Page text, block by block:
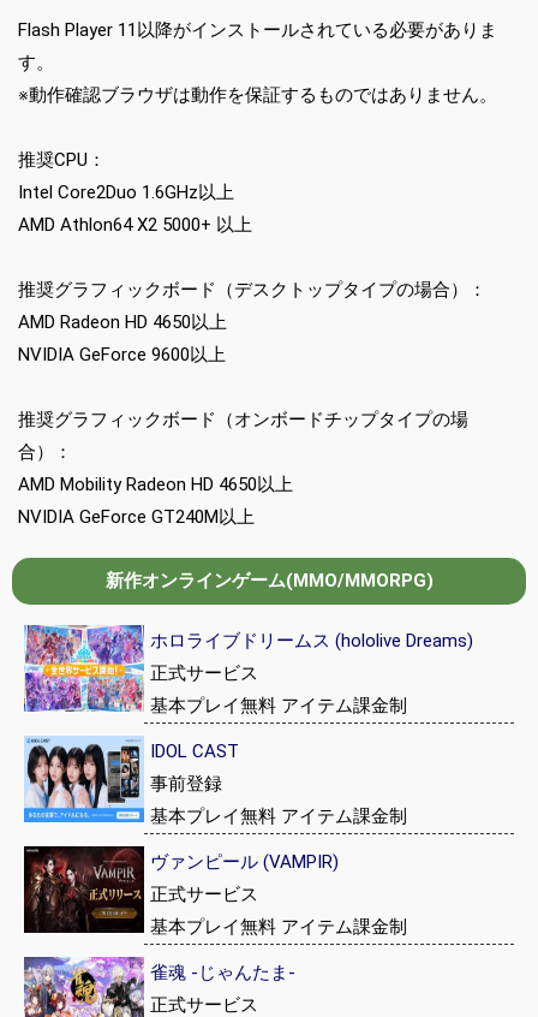
Flash Player 11以降がインストールされている必要がありま
す。
※動作確認ブラウザは動作を保証するものではありません。
推奨CPU：
Intel Core2Duo 1.6GHz以上
AMD Athlon64 X2 5000+ 以上
推奨グラフィックボード（デスクトップタイプの場合）：
AMD Radeon HD 4650以上
NVIDIA GeForce 9600以上
推奨グラフィックボード（オンボードチップタイプの場
合）：
AMD Mobility Radeon HD 4650以上
NVIDIA GeForce GT240M以上
新作オンラインゲーム(MMO/MMORPG)
ホロライブドリームス (hololive Dreams)
正式サービス
基本プレイ無料 アイテム課金制
IDOL CAST
事前登録
基本プレイ無料 アイテム課金制
ヴァンピール (VAMPIR)
正式サービス
基本プレイ無料 アイテム課金制
雀魂 -じゃんたま-
正式サービス